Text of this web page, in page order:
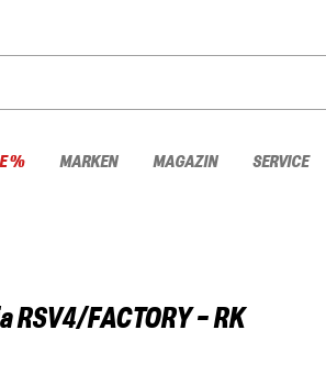
% MARKEN MAGAZIN SERVICE
RSV4/FACTORY - RK